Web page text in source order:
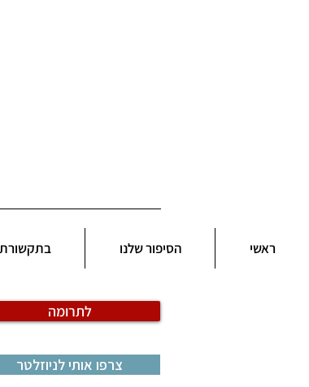
ראשי הסיפור שלנו בתקשורת
לתרומה
צרפו אותי לניוזלטר